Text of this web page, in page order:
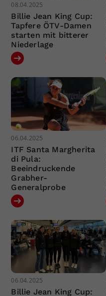
08.04.2025
Billie Jean King Cup:
Tapfere ÖTV-Damen
starten mit bitterer
Niederlage
06.04.2025
ITF Santa Margherita
di Pula:
Beeindruckende
Grabher-
Generalprobe
06.04.2025
Billie Jean King Cup: